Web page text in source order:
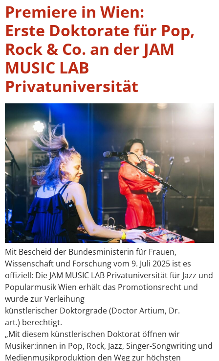
Premiere in Wien:
Erste Doktorate für Pop,
Rock & Co. an der JAM
MUSIC LAB
Privatuniversität
Mit Bescheid der Bundesministerin für Frauen,
Wissenschaft und Forschung vom 9. Juli 2025 ist es
offiziell: Die JAM MUSIC LAB Privatuniversität für Jazz und
Popularmusik Wien erhält das Promotionsrecht und
wurde zur Verleihung
künstlerischer Doktorgrade (Doctor Artium, Dr.
art.) berechtigt.
„Mit diesem künstlerischen Doktorat öffnen wir
Musiker:innen in Pop, Rock, Jazz, Singer-Songwriting und
Medienmusikproduktion den Weg zur höchsten